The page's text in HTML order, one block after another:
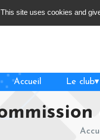
Accueil Le club
This site uses cookies and